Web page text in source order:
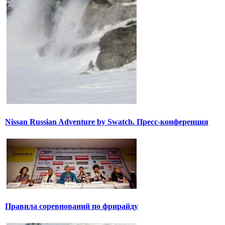
Nissan Russian Adventure by Swatch. Пресс-конференция
Правила соревнований по фрирайду